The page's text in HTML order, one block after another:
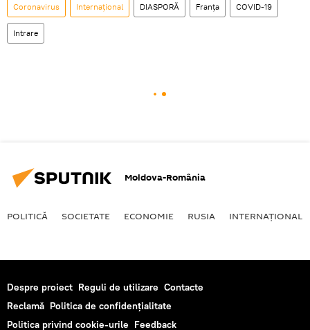
Coronavirus Internaţional DIASPORĂ Franța COVID-19
Intrare
Moldova-România
POLITICĂ SOCIETATE ECONOMIE RUSIA INTERNAŢIONAL
Despre proiect Reguli de utilizare Contacte
Reclamă Politica de confidențialitate
Politica privind cookie-urile Feedback